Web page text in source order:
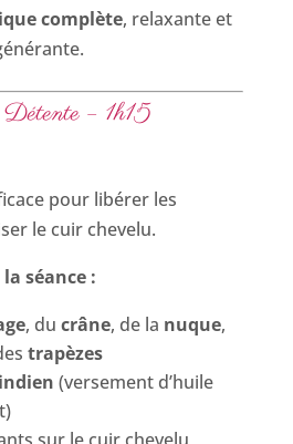
complète, relaxante et
– 1h15
pour libérer les
le cuir chevelu.
séance :
, du crâne, de la nuque,
trapèzes
(versement d’huile